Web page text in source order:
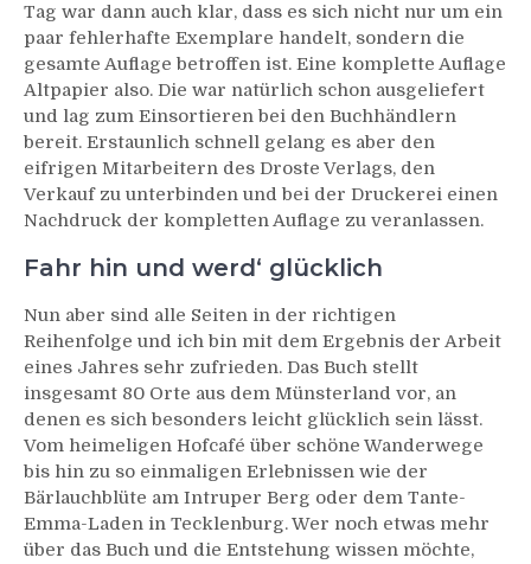
Tag war dann auch klar, dass es sich nicht nur um ein
paar fehlerhafte Exemplare handelt, sondern die
gesamte Auflage betroffen ist. Eine komplette Auflage
Altpapier also. Die war natürlich schon ausgeliefert
und lag zum Einsortieren bei den Buchhändlern
bereit. Erstaunlich schnell gelang es aber den
eifrigen Mitarbeitern des Droste Verlags, den
Verkauf zu unterbinden und bei der Druckerei einen
Nachdruck der kompletten Auflage zu veranlassen.
Fahr hin und werd‘ glücklich
Nun aber sind alle Seiten in der richtigen
Reihenfolge und ich bin mit dem Ergebnis der Arbeit
eines Jahres sehr zufrieden. Das Buch stellt
insgesamt 80 Orte aus dem Münsterland vor, an
denen es sich besonders leicht glücklich sein lässt.
Vom heimeligen Hofcafé über schöne Wanderwege
bis hin zu so einmaligen Erlebnissen wie der
Bärlauchblüte am Intruper Berg oder dem Tante-
Emma-Laden in Tecklenburg. Wer noch etwas mehr
über das Buch und die Entstehung wissen möchte,